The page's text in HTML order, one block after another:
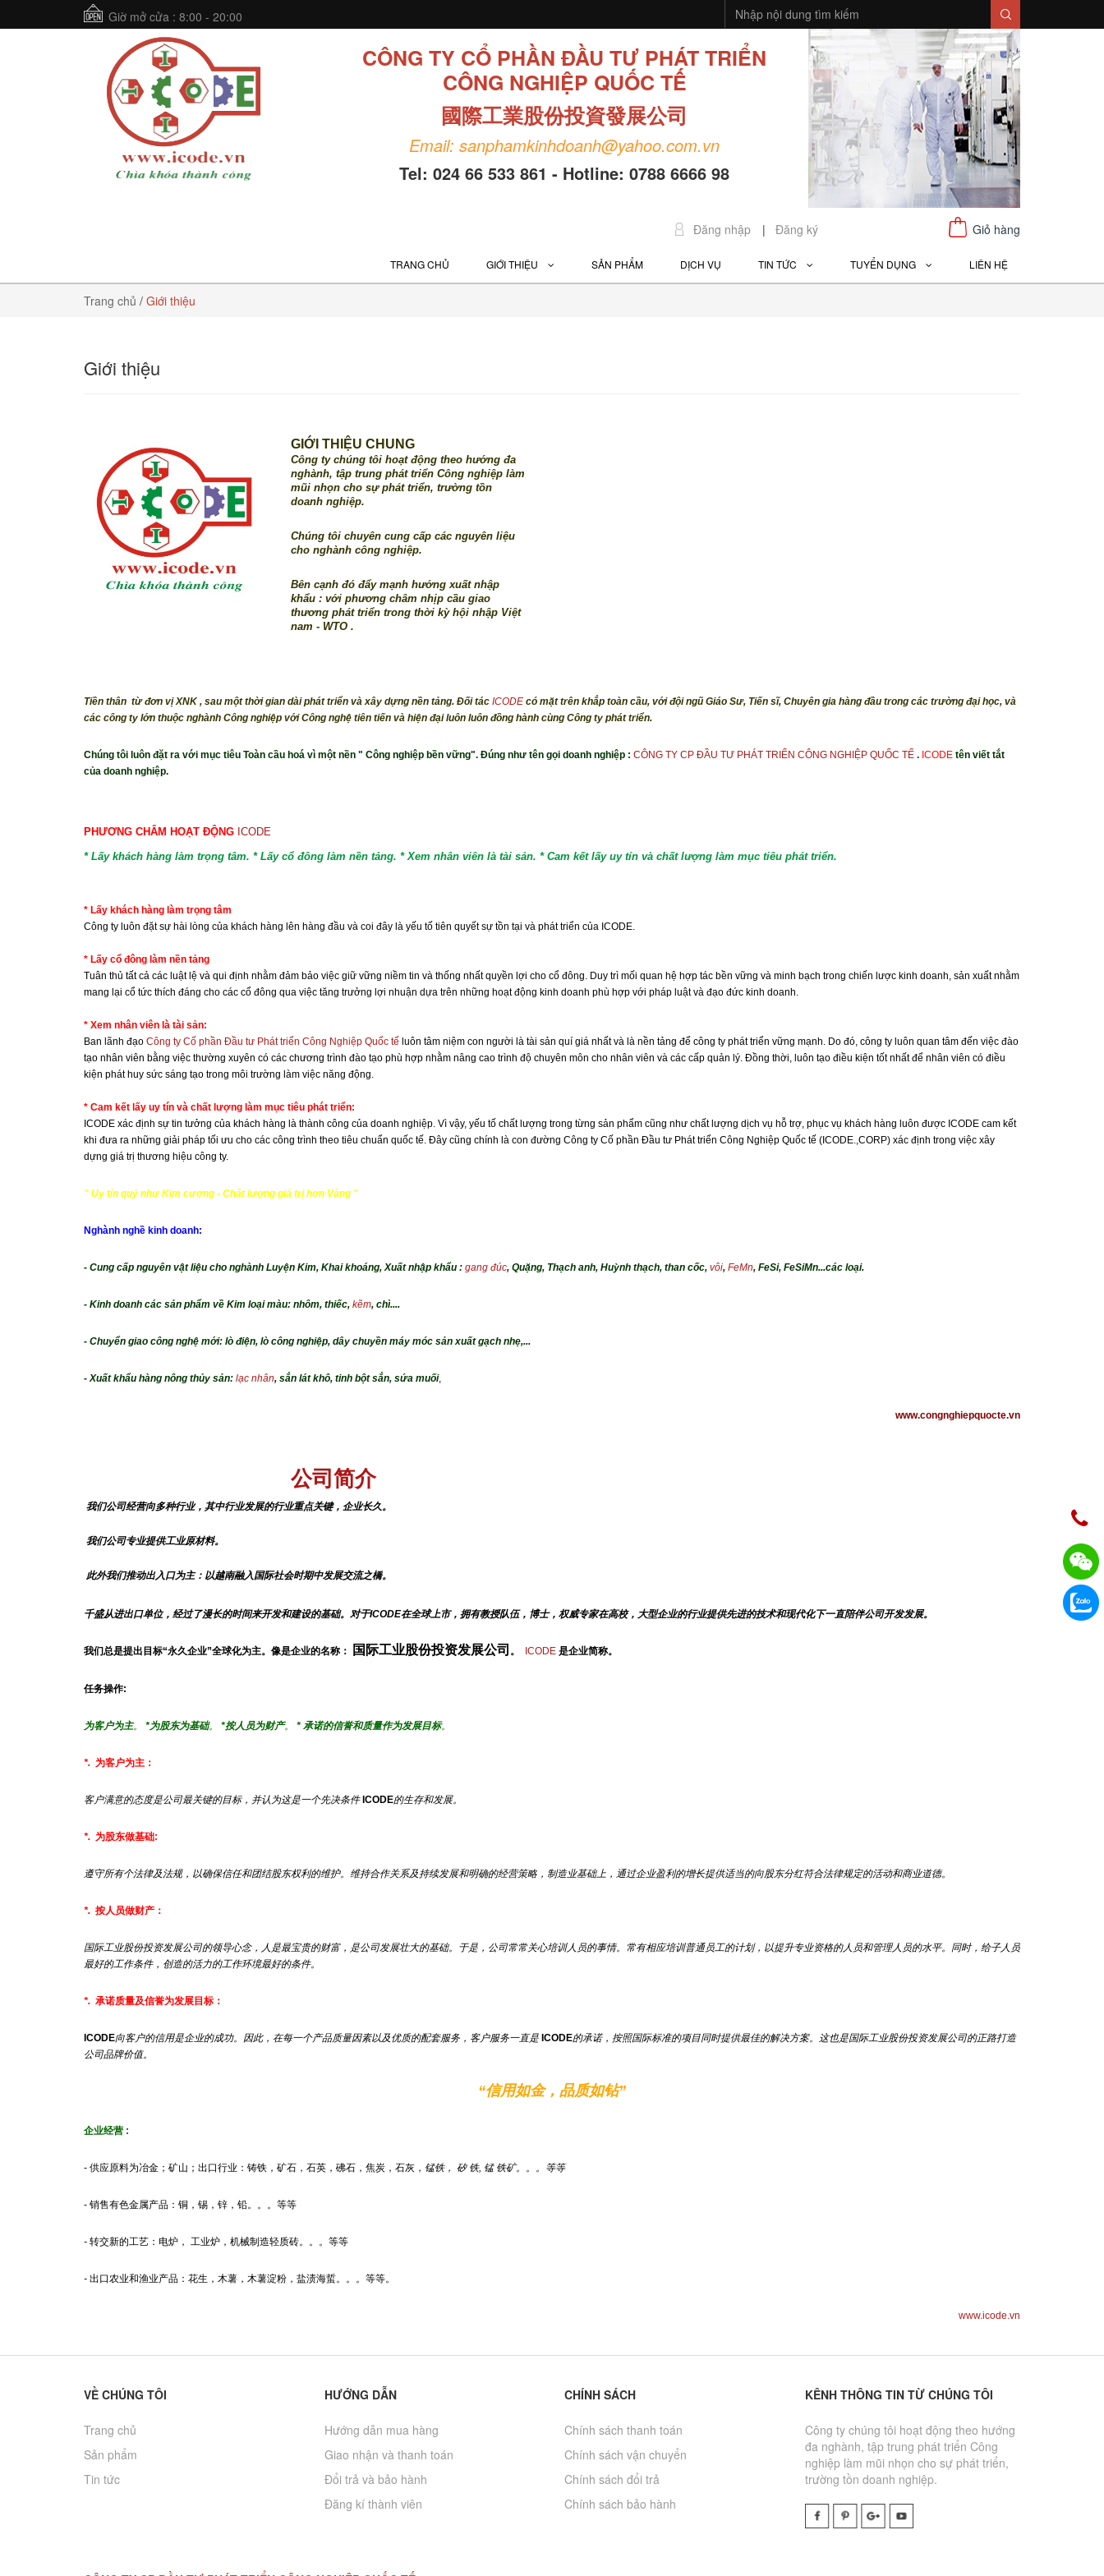
Giờ mở cửa : 8:00 - 20:00
CÔNG TY CỔ PHẦN ĐẦU TƯ PHÁT TRIỂN
CÔNG NGHIỆP QUỐC TẾ
國際工業股份投資發展公司
Email: sanphamkinhdoanh@yahoo.com.vn
Tel: 024 66 533 861 - Hotline: 0788 6666 98
Đăng nhập | Đăng ký Giỏ hàng
TRANG CHỦ GIỚI THIỆU SẢN PHẨM DỊCH VỤ TIN TỨC TUYỂN DỤNG LIÊN HỆ
Trang chủ / Giới thiệu
Giới thiệu
GIỚI THIỆU CHUNG
Công ty chúng tôi hoạt động theo hướng đa
nghành, tập trung phát triển Công nghiệp làm
mũi nhọn cho sự phát triển, trường tồn
doanh nghiệp.
Chúng tôi chuyên cung cấp các nguyên liệu
cho nghành công nghiệp.
Bên cạnh đó đẩy mạnh hướng xuất nhập
khẩu : với phương châm nhịp cầu giao
thương phát triển trong thời kỳ hội nhập Việt
nam - WTO .
Tiền thân từđơn vị XNK , sau mộtthời gian dàiphát triển và xây dựng nền tảng. Đối tác ICODE có mặt trên khắp toàn cầu, với đội ngũ Giáo Sư, Tiến sĩ, Chuyên gia hàng đầu trong các trường đại học, và
các công ty lớn thuộc nghành Công nghiệp với Công nghệ tiên tiến và hiện đại luôn luôn đồng hành cùng Công ty phát triển.
Chúng tôi luôn đặt ra với mục tiêu Toàn cầu hoá vì một nền " Công nghiệp bền vững". Đúng như tên gọi doanh nghiệp : CÔNG TY CP ĐẦU TƯ PHÁT TRIỂN CÔNG NGHIỆP QUỐC TẾ . ICODE tên viết tắt
của doanh nghiệp.
PHƯƠNG CHÂM HOẠT ĐỘNG ICODE
* Lấy khách hàng làm trọng tâm. * Lấy cổ đông làm nền tảng. * Xem nhân viên là tài sản. * Cam kết lấy uy tín và chất lượng làm mục tiêu phát triển.
* Lấy khách hàng làm trọng tâm
Công ty luôn đặt sự hài lòng của khách hàng lên hàng đầu và coi đây là yếu tố tiên quyết sự tồn tại và phát triển của ICODE.
* Lấy cổ đông làm nền tảng
Tuân thủ tất cả các luật lệ và qui định nhằm đảm bảo việc giữ vững niềm tin và thống nhất quyền lợi cho cổ đông. Duy trì mối quan hệ hợp tác bền vững và minh bạch trong chiến lược kinh doanh, sản xuất nhằm
mang lại cổ tức thích đáng cho các cổ đông qua việc tăng trưởng lợi nhuận dựa trên những hoạt động kinh doanh phù hợp với pháp luật và đạo đức kinh doanh.
* Xem nhân viên là tài sản:
Ban lãnh đạo Công ty Cố phần Đầu tư Phát triển Công Nghiệp Quốc tế luôn tâm niệm con người là tài sản quí giá nhất và là nền tảng để công ty phát triển vững mạnh. Do đó, công ty luôn quan tâm đến việc đào
tạo nhân viên bằng việc thường xuyên có các chương trình đào tạo phù hợp nhằm nâng cao trình độ chuyên môn cho nhân viên và các cấp quản lý. Đồng thời, luôn tạo điều kiện tốt nhất để nhân viên có điều
kiện phát huy sức sáng tạo trong môi trường làm việc năng động.
* Cam kết lấy uy tín và chất lượng làm mục tiêu phát triển:
ICODE xác định sự tin tưởng của khách hàng là thành công của doanh nghiệp. Vì vậy, yếu tố chất lượng trong từng sản phẩm cũng như chất lượng dịch vụ hỗ trợ, phục vụ khách hàng luôn được ICODE cam kết
khi đưa ra những giải pháp tối ưu cho các công trình theo tiêu chuẩn quốc tế. Đây cũng chính là con đường Công ty Cố phần Đầu tư Phát triển Công Nghiệp Quốc tế (ICODE.,CORP) xác định trong việc xây
dựng giá trị thương hiệu công ty.
" Uy tín quý như Kim cương - Chất lượng giá trị hơn Vàng "
Nghành nghề kinh doanh:
- Cung cấp nguyên vật liệu cho nghành Luyện Kim, Khai khoáng, Xuất nhập khẩu : gang đúc, Quặng, Thạch anh, Huỳnh thạch, than cốc, vôi, FeMn, FeSi, FeSiMn...các loại.
- Kinh doanh các sản phẩm về Kim loại màu: nhôm, thiếc, kẽm, chì....
- Chuyển giao công nghệ mới: lò điện, lò công nghiệp, dây chuyền máy móc sản xuất gạch nhẹ,...
- Xuất khẩu hàng nông thủy sản: lạc nhân, sắn lát khô, tinh bột sắn, sứa muối,
www.congnghiepquocte.vn
公司简介
我们公司经营向多种行业，其中行业发展的行业重点关键，企业长久。
我们公司专业提供工业原材料。
此外我们推动出入口为主：以越南融入国际社会时期中发展交流之橋。
千盛从进出口单位，经过了漫长的时间来开发和建设的基础。对于ICODE在全球上市，拥有教授队伍，博士，权威专家在高校，大型企业的行业提供先进的技术和现代化下一直陪伴公司开发发展。
我们总是提出目标“永久企业”全球化为主。像是企业的名称： 国际工业股份投资发展公司 。 ICODE 是企业简称。
任务操作:
为客户为主。 *为股东为基础。 *按人员为财产。 * 承诺的信誉和质量作为发展目标。
*. 为客户为主：
客户满意的态度是公司最关键的目标，并认为这是一个先决条件 ICODE的生存和发展。
*. 为股东做基础:
遵守所有个法律及法规，以确保信任和团结股东权利的维护。维持合作关系及持续发展和明确的经营策略，制造业基础上，通过企业盈利的增长提供适当的向股东分红符合法律规定的活动和商业道德。
*. 按人员做财产：
国际工业股份投资发展公司的领导心念，人是最宝贵的财富，是公司发展壮大的基础。于是，公司常常关心培训人员的事情。常有相应培训普通员工的计划，以提升专业资格的人员和管理人员的水平。同时，给子人员
最好的工作条件，创造的活力的工作环境最好的条件。
*. 承诺质量及信誉为发展目标：
ICODE向客户的信用是企业的成功。因此，在每一个产品质量因素以及优质的配套服务，客户服务一直是 ICODE的承诺，按照国际标准的项目同时提供最佳的解决方案。这也是国际工业股份投资发展公司的正路打造
公司品牌价值。
“信用如金，品质如钻”
企业经营 :
- 供应原料为冶金；矿山；出口行业：铸铁，矿石，石英，砩石，焦炭，石灰， 锰铁， 矽 铁, 锰 铁矿。。。等等
- 销售有色金属产品：铜，锡，锌，铅。。。等等
- 转交新的工艺：电炉， 工业炉，机械制造轻质砖。。。等等
- 出口农业和渔业产品：花生，木薯，木薯淀粉，盐渍海蜇。。。等等。
www.icode.vn
VỀ CHÚNG TÔI
Trang chủ
Sản phẩm
Tin tức
HƯỚNG DẪN
Hướng dẫn mua hàng
Giao nhận và thanh toán
Đổi trả và bảo hành
Đăng kí thành viên
CHÍNH SÁCH
Chính sách thanh toán
Chính sách vận chuyển
Chính sách đổi trả
Chính sách bảo hành
KÊNH THÔNG TIN TỪ CHÚNG TÔI
Công ty chúng tôi hoạt động theo hướng
đa nghành, tập trung phát triển Công
nghiệp làm mũi nhọn cho sự phát triển,
trường tồn doanh nghiệp.